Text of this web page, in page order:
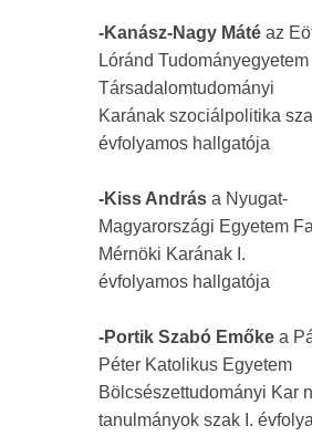
-Kanász-Nagy Máté az
Lóránd Tudományegyetem
Társadalomtudományi
Karának szociálpolitika
évfolyamos hallgatója
-Kiss András a Nyugat-
Magyarországi Egyetem
Mérnöki Karának I.
évfolyamos hallgatója
-Portik Szabó Emőke a
Péter Katolikus Egyetem
Bölcsészettudományi Kar
tanulmányok szak I.